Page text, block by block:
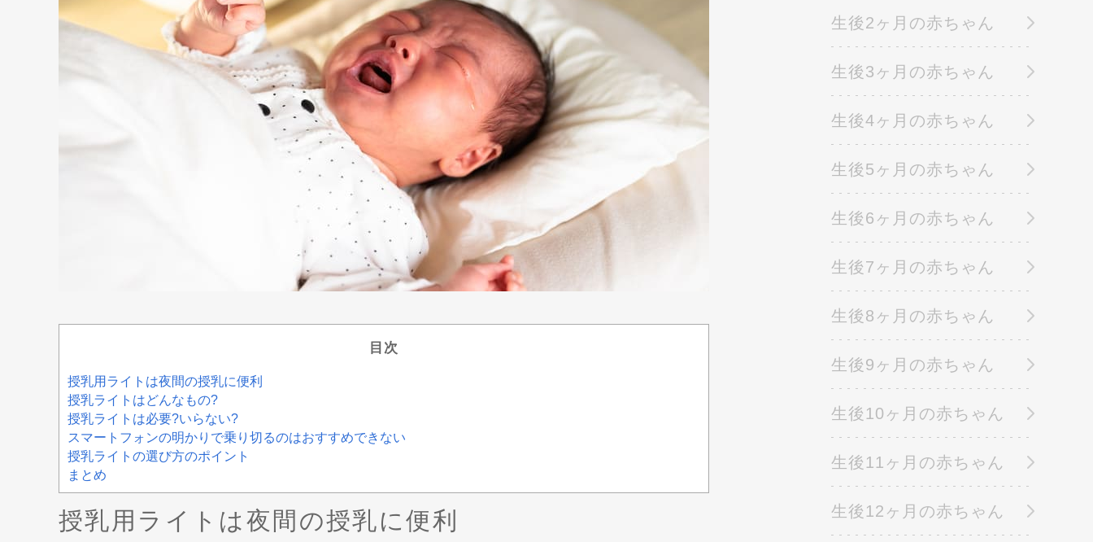
目次
授乳用ライトは夜間の授乳に便利
授乳ライトはどんなもの?
授乳ライトは必要?いらない?
スマートフォンの明かりで乗り切るのはおすすめできない
授乳ライトの選び方のポイント
まとめ
授乳用ライトは夜間の授乳に便利
生後2ヶ月の赤ちゃん
生後3ヶ月の赤ちゃん
生後4ヶ月の赤ちゃん
生後5ヶ月の赤ちゃん
生後6ヶ月の赤ちゃん
生後7ヶ月の赤ちゃん
生後8ヶ月の赤ちゃん
生後9ヶ月の赤ちゃん
生後10ヶ月の赤ちゃん
生後11ヶ月の赤ちゃん
生後12ヶ月の赤ちゃん